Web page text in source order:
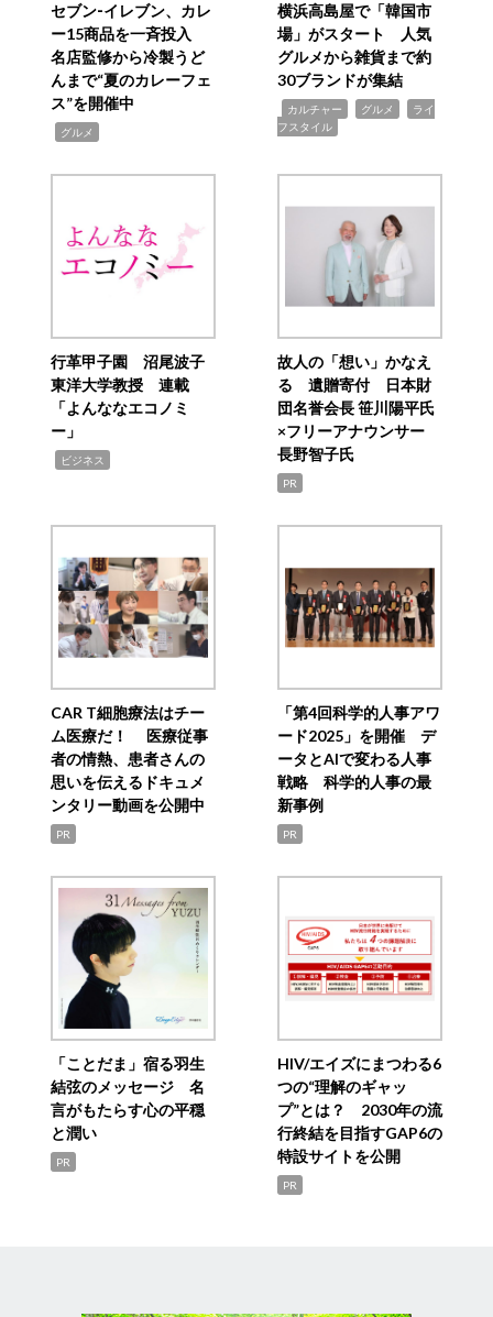
セブン‐イレブン、カレ
ー15商品を一斉投入
名店監修から冷製うど
んまで“夏のカレーフェ
ス”を開催中
グルメ
横浜高島屋で「韓国市
場」がスタート 人気
グルメから雑貨まで約
30ブランドが集結
カルチャー グルメ
ライ
フスタイル
行革甲子園 沼尾波子
東洋大学教授 連載
「よんななエコノミ
ー」
ビジネス
故人の「想い」かなえ
る 遺贈寄付 日本財
団名誉会長 笹川陽平氏
×フリーアナウンサー
長野智子氏
PR
CAR T細胞療法はチー
ム医療だ！ 医療従事
者の情熱、患者さんの
思いを伝えるドキュメ
ンタリー動画を公開中
PR
「第4回科学的人事アワ
ード2025」を開催 デ
ータとAIで変わる人事
戦略 科学的人事の最
新事例
PR
「ことだま」宿る羽生
結弦のメッセージ 名
言がもたらす心の平穏
と潤い
PR
HIV/エイズにまつわる6
つの“理解のギャッ
プ”とは？ 2030年の流
行終結を目指すGAP6の
特設サイトを公開
PR